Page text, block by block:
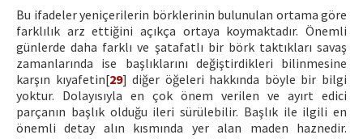
Bu ifadeler yeniçerilerin börklerinin bulunulan ortama göre
farklılık arz ettiğini açıkça ortaya koymaktadır. Önemli
günlerde daha farklı ve şatafatlı bir börk taktıkları savaş
zamanlarında ise başlıklarını değiştirdikleri bilinmesine
karşın kıyafetin[29] diğer öğeleri hakkında böyle bir bilgi
yoktur. Dolayısıyla en çok önem verilen ve ayırt edici
parçanın başlık olduğu ileri sürülebilir. Başlık ile ilgili en
önemli detay alın kısmında yer alan maden haznedir.